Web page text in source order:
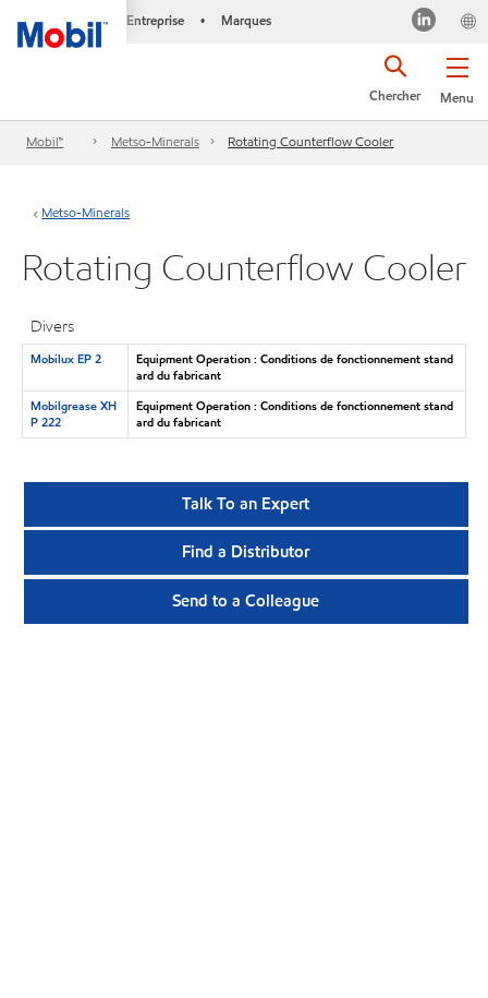
Entreprise • Marques
Menu
Chercher
Mobil™ Metso-Minerals Rotating Counterflow Cooler
Metso-Minerals
Rotating Counterflow Cooler
Divers
Mobilux EP 2
Equipment Operation : Conditions de fonctionnement stand
ard du fabricant
Mobilgrease XH
P 222
Equipment Operation : Conditions de fonctionnement stand
ard du fabricant
Talk To an Expert
Find a Distributor
Send to a Colleague